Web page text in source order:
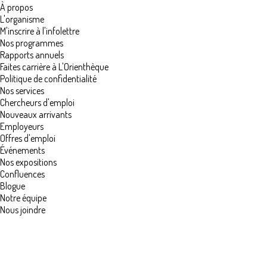
À propos
L'organisme
M'inscrire à l'infolettre
Nos programmes
Rapports annuels
Faites carrière à L'Orienthèque
Politique de confidentialité
Nos services
Chercheurs d'emploi
Nouveaux arrivants
Employeurs
Offres d'emploi
Événements
Nos expositions
Confluences
Blogue
Notre équipe
Nous joindre